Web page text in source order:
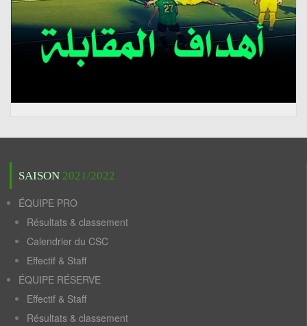
SAISON 2021/2022
ÉQUIPE PRO
Résultats & classement
Calendrier du CSC
Effectif & Staff
ÉQUIPE RÉSERVE
Effectif & Staff
Résultats & classement